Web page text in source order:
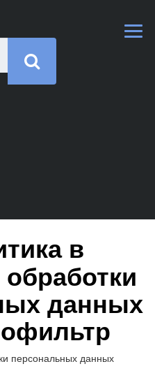
в
данных
персональных данных